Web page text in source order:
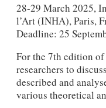
28-29 March 2025,
l’Art (INHA), Paris,
Deadline: 25
For the 7th edition of
researchers to
described and
various theoretical